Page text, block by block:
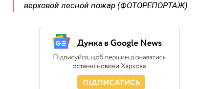
верховой лесной пожар (ФОТОРЕПОРТАЖ)